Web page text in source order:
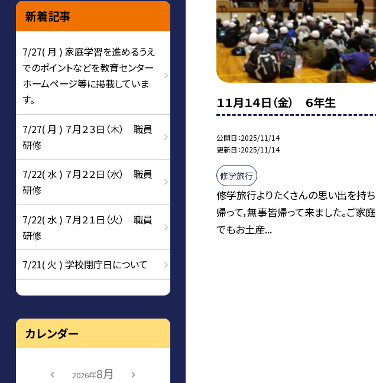
１１月１４日（金） ６年生
公開日 2025/11/14
更新日 2025/11/14
修学旅行
修学旅行よりたくさんの思い出を持ち
帰って，無事皆帰って来ました。ご家庭
でもお土産...
新着記事
7/27( 月 ) 家庭学習を進めるうえ
でのポイントなどを教育センター
ホームページ等に掲載していま
す。
7/27( 月 ) ７月２３日（木） 職員
研修
7/22( 水 ) ７月２２日（水） 職員
研修
7/22( 水 ) ７月２１日（火） 職員
研修
7/21( 火 ) 学校閉庁日について
カレンダー
2026年8月